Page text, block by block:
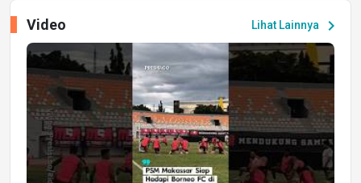
Lihat Lainnya chevron_right
Video